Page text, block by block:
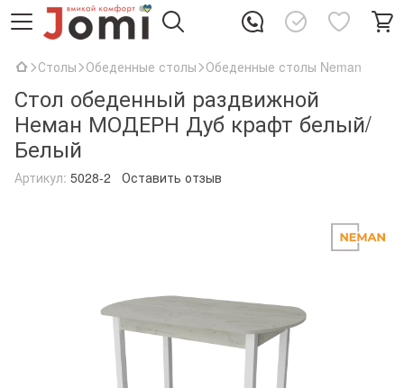
Столы Обеденные столы Обеденные столы Neman
Стол обеденный раздвижной
Неман МОДЕРН Дуб крафт белый/
Белый
Артикул: 5028-2 Оставить отзыв